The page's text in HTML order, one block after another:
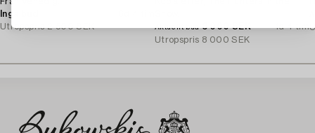
Inga bud
Utropspris 2 500 SEK Aktuellt bud3 000 SEK
1d 4 tim
Utropspris 8 000 SEK